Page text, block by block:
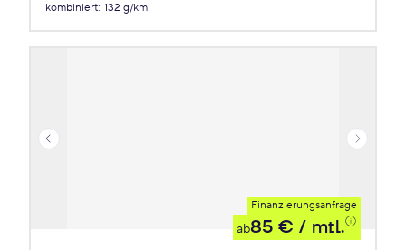
kombiniert: 132 g/km
Finanzierungsanfrage
ab85 € / mtl.